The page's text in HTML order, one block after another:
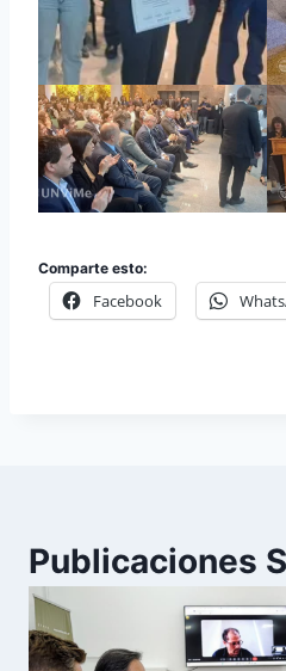
Comparte esto:
Facebook
Publicaciones